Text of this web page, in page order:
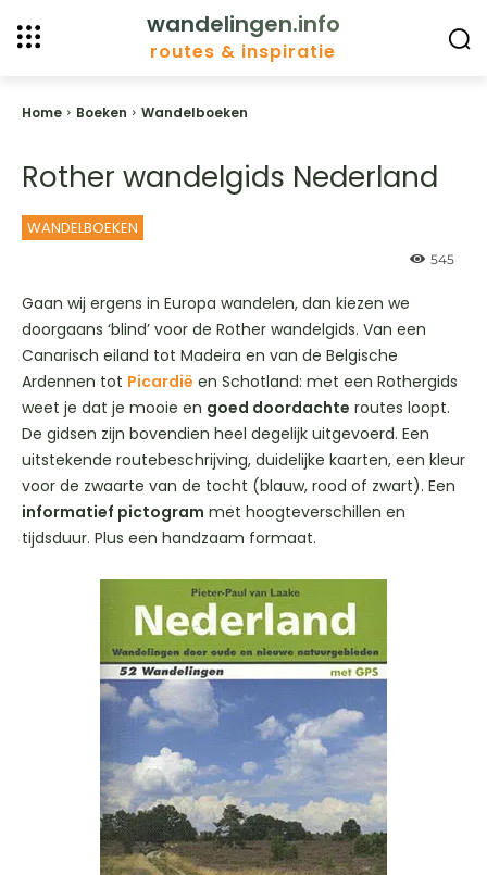
wandelingen.info
routes & inspiratie
Home Boeken Wandelboeken
Rother wandelgids Nederland
WANDELBOEKEN
545
Gaan wij ergens in Europa wandelen, dan kiezen we
doorgaans ‘blind’ voor de Rother wandelgids. Van een
Canarisch eiland tot Madeira en van de Belgische
Ardennen tot Picardië en Schotland: met een Rothergids
weet je dat je mooie en goed doordachte routes loopt.
De gidsen zijn bovendien heel degelijk uitgevoerd. Een
uitstekende routebeschrijving, duidelijke kaarten, een kleur
voor de zwaarte van de tocht (blauw, rood of zwart). Een
informatief pictogram met hoogteverschillen en
tijdsduur. Plus een handzaam formaat.